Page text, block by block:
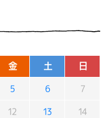
金 土 日
5 6 7
12 13 14